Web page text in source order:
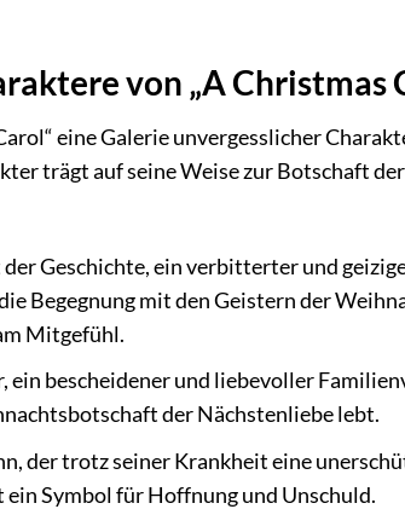
von „A Christmas
eine Galerie unvergesslicher
trägt auf seine Weise zur Botschaft
Geschichte, ein verbitterter und
Begegnung mit den Geistern der
Mitgefühl.
ein bescheidener und liebevoller
der Nächstenliebe lebt.
der trotz seiner Krankheit eine
Symbol für Hoffnung und Unschuld.